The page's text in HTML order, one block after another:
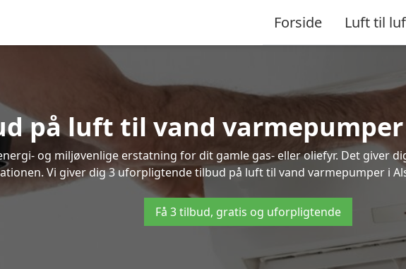
Forside Luft til
på luft til vand
og miljøvenlige erstatning for dit gamle gas- eller oliefyr. Det giver
Vi giver dig 3 uforpligtende tilbud på luft til vand varmepumper i
Få 3 tilbud, gratis og uforpligtende